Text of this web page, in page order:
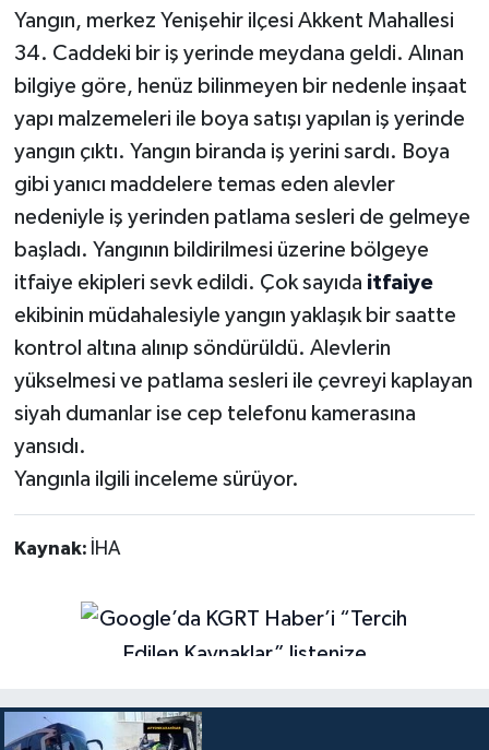
Yangın, merkez Yenişehir ilçesi Akkent Mahallesi
34. Caddeki bir iş yerinde meydana geldi. Alınan
bilgiye göre, henüz bilinmeyen bir nedenle inşaat
yapı malzemeleri ile boya satışı yapılan iş yerinde
yangın çıktı. Yangın biranda iş yerini sardı. Boya
gibi yanıcı maddelere temas eden alevler
nedeniyle iş yerinden patlama sesleri de gelmeye
başladı. Yangının bildirilmesi üzerine bölgeye
itfaiye ekipleri sevk edildi. Çok sayıda itfaiye
ekibinin müdahalesiyle yangın yaklaşık bir saatte
kontrol altına alınıp söndürüldü. Alevlerin
yükselmesi ve patlama sesleri ile çevreyi kaplayan
siyah dumanlar ise cep telefonu kamerasına
yansıdı.
Yangınla ilgili inceleme sürüyor.
Kaynak: İHA